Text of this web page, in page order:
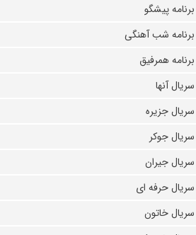
برنامه پیشگو
برنامه شب آهنگی
برنامه همرفیق
سریال آنها
سریال جزیره
سریال جوکر
سریال جیران
سریال حرفه ای
سریال خاتون